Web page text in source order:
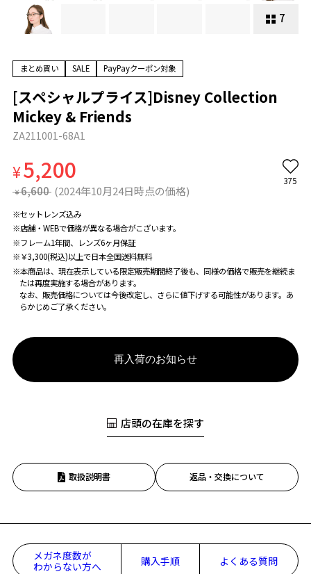
7
まとめ買い SALE PayPayクーポン対象
[スペシャルプライス]Disney Collection
Mickey & Friends
ZA211001-68A1
¥5,200
¥ 6,600 (2024年10月24日時点の価格)
375
※セットレンズ込み
※店舗・WEBで価格が異なる場合がこざいます。
※フレーム1年間、レンズ6ヶ月保証
※￥3,300(税込)以上で日本全国送料無料
※本商品は、現在表示している限定販売期間終了後も、同様の価格で販売を継続ま
たは再度実施する場合があります。
なお、販売価格については今後改定し、さらに値下げする可能性があります。あ
らかじめご了承ください。
再入荷のお知らせ
店頭の在庫を探す
取扱説明書 返品・交換について
メガネ度数が
わからない方へ
購入手順 よくある質問